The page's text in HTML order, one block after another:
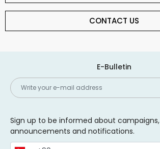
CONTACT US
E-Bulletin
Sign up to be informed about campaigns,
announcements and notifications.